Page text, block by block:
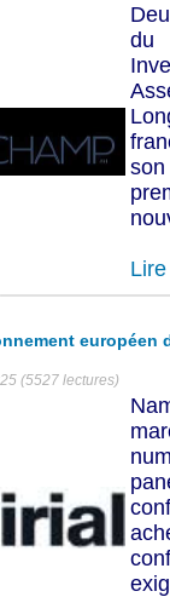
du
européen
(5527 lectures)